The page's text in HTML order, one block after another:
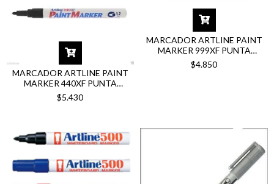
MARCADOR ARTLINE PAINT
MARKER 440XF PUNTA
REDONDA 1.2MM
$5.430
MARCADOR ARTLINE PAINT
MARKER 999XF PUNTA
REDONDA 0.8MM
METALIZADOS
$4.850